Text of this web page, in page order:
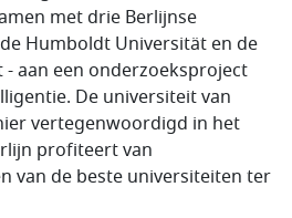
met drie Berlijnse
Humboldt Universität en de
- aan een onderzoeksproject
De universiteit van
vertegenwoordigd in het
profiteert van
van de beste universiteiten ter